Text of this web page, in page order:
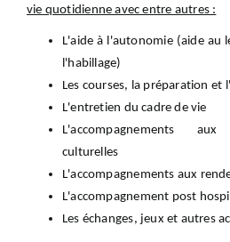
vie quotidienne avec entre autres :
L'aide à l'autonomie (aide au
l'habillage)
Les courses, la préparation et
L'entretien du cadre de vie
L'accompagnements
culturelles
L'accompagnements aux
L'accompagnement post
Les échanges, jeux et autres